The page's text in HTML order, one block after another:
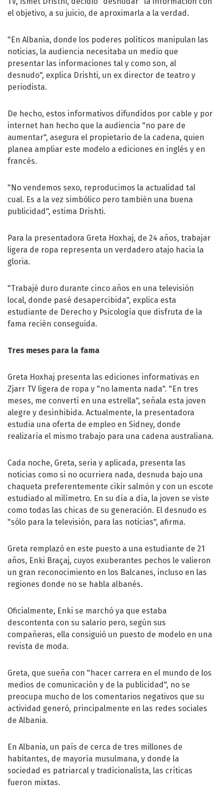
el objetivo, a su juicio, de aproximarla a la verdad.
"En Albania, donde los poderes políticos manipulan las
noticias, la audiencia necesitaba un medio que
presentar las informaciones tal y como son, al
desnudo", explica Drishti, un ex director de teatro y
periodista.
De hecho, estos informativos difundidos por cable y por
internet han hecho que la audiencia "no pare de
aumentar", asegura el propietario de la cadena, quien
planea ampliar este modelo a ediciones en inglés y en
francés.
"No vendemos sexo, reproducimos la actualidad tal
cual. Es a la vez simbólico pero también una buena
publicidad", estima Drishti.
Para la presentadora Greta Hoxhaj, de 24 años, trabajar
ligera de ropa representa un verdadero atajo hacia la
gloria.
"Trabajé duro durante cinco años en una televisión
local, donde pasé desapercibida", explica esta
estudiante de Derecho y Psicología que disfruta de la
fama recién conseguida.
Tres meses para la fama
Greta Hoxhaj presenta las ediciones informativas en
Zjarr TV ligera de ropa y "no lamenta nada". "En tres
meses, me convertí en una estrella", señala esta joven
alegre y desinhibida. Actualmente, la presentadora
estudia una oferta de empleo en Sidney, donde
realizaría el mismo trabajo para una cadena australiana.
Cada noche, Greta, seria y aplicada, presenta las
noticias como si no ocurriera nada, desnuda bajo una
chaqueta preferentemente cikir salmón y con un escote
estudiado al milímetro. En su día a día, la joven se viste
como todas las chicas de su generación. El desnudo es
"sólo para la televisión, para las noticias", afirma.
Greta remplazó en este puesto a una estudiante de 21
años, Enki Braçaj, cuyos exuberantes pechos le valieron
un gran reconocimiento en los Balcanes, incluso en las
regiones donde no se habla albanés.
Oficialmente, Enki se marchó ya que estaba
descontenta con su salario pero, según sus
compañeras, ella consiguió un puesto de modelo en una
revista de moda.
Greta, que sueña con "hacer carrera en el mundo de los
medios de comunicación y de la publicidad", no se
preocupa mucho de los comentarios negativos que su
actividad generó, principalmente en las redes sociales
de Albania.
En Albania, un país de cerca de tres millones de
habitantes, de mayoría musulmana, y donde la
sociedad es patriarcal y tradicionalista, las críticas
fueron mixtas.